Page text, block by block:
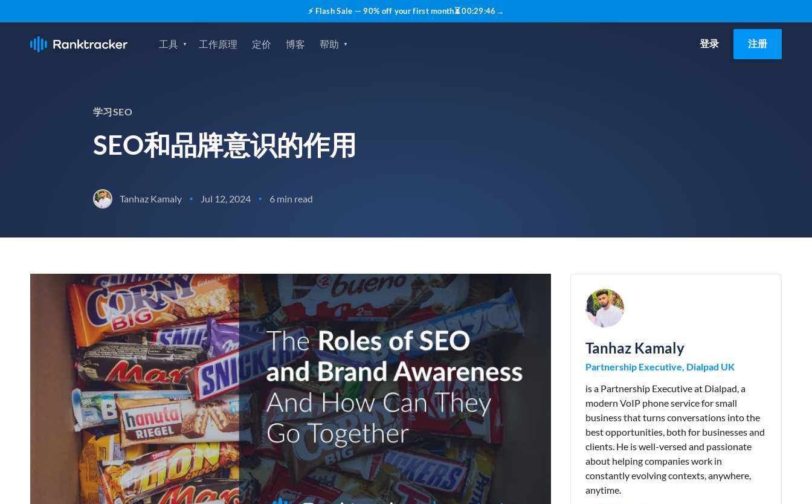
⚡ Flash Sale — 90% off your first month⏳00:29:45 →
工具 工作原理 定价 博客 帮助 登录 注册
学习SEO
SEO和品牌意识的作用
Tanhaz Kamaly • Jul 12, 2024 • 6 min read
Tanhaz Kamaly
Partnership Executive, Dialpad UK
is a Partnership Executive at Dialpad, a
modern VoIP phone service for small
business that turns conversations into the
best opportunities, both for businesses and
clients. He is well-versed and passionate
about helping companies work in
constantly evolving contexts, anywhere,
anytime.